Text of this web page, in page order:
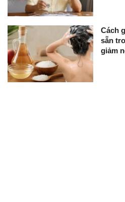
Cách
sẵn
giảm